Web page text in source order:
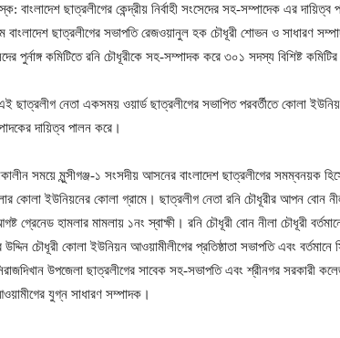
ছাত্রলীগের কেন্দ্রীয় নির্বাহী সংসেদের সহ-সম্পাদেক এর দায়িত্ব
ছাত্রলীগের সভাপতি রেজওয়ানুল হক চৌধূরী শোভন ও সাধারণ
পুর্নাঙ্গ কমিটিতে রনি চৌধূরীকে সহ-সম্পাদক করে ৩০১ সদস্য বিশিষ্ট
ছাত্রলীগ নেতা একসময় ওয়ার্ড ছাত্রলীগের সভাপিত পরবর্তীতে কোলা
দায়িত্ব পালন করে।
সময়ে মুন্সীগঞ্জ-১ সংসদীয় আসনের বাংলাদেশ ছাত্রলীগের সমম্বনয়ক
কোলা ইউনিয়নের কোলা গ্রামে। ছাত্রলীগ নেতা রনি চৌধূরীর আপন বোন
গ্রেনেড হামলার মামলায় ১নং স্বাক্ষী। রনি চৌধূরী বোন নীলা চৌধূরী
উদ্দিন চৌধূরী কোলা ইউনিয়ন আওয়ামীলীগের প্রতিষ্ঠাতা সভাপতি এবং
উপজেলা ছাত্রলীগের সাবেক সহ-সভাপতি এবং শ্রীনগর সরকারী
যুগ্ন সাধারণ সম্পাদক।